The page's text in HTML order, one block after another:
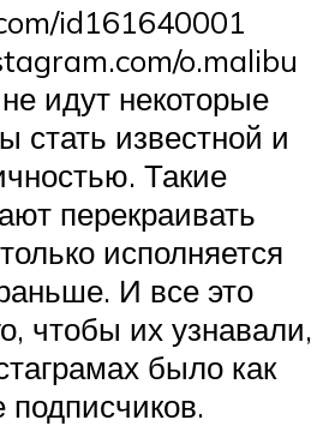
id161640001
o.malibu
идут некоторые
стать известной и
Такие
перекраивать
исполняется
И все это
чтобы их узнавали,
было как